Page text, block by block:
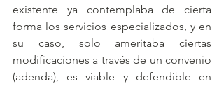
existente ya contemplaba de cierta
forma los servicios especializados, y en
su caso, solo ameritaba ciertas
modificaciones a través de un convenio
(adenda), es viable y defendible en